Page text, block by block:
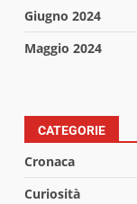
Giugno 2024
Maggio 2024
CATEGORIE
Cronaca
Curiosità